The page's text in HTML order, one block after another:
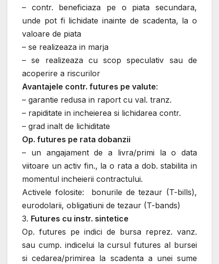
– contr. beneficiaza pe o piata secundara,
unde pot fi lichidate inainte de scadenta, la o
valoare de piata
– se realizeaza in marja
– se realizeaza cu scop speculativ sau de
acoperire a riscurilor
Avantajele contr. futures pe valute:
– garantie redusa in raport cu val. tranz.
– rapiditate in incheierea si lichidarea contr.
– grad inalt de lichiditate
Op. futures pe rata dobanzii
– un angajament de a livra/primi la o data
viitoare un activ fin., la o rata a dob. stabilita in
momentul incheierii contractului.
Activele folosite: bonurile de tezaur (T-bills),
eurodolarii, obligatiuni de tezaur (T-bands)
3. Futures cu instr. sintetice
Op. futures pe indici de bursa reprez. vanz.
sau cump. indicelui la cursul futures al bursei
si cedarea/primirea la scadenta a unei sume